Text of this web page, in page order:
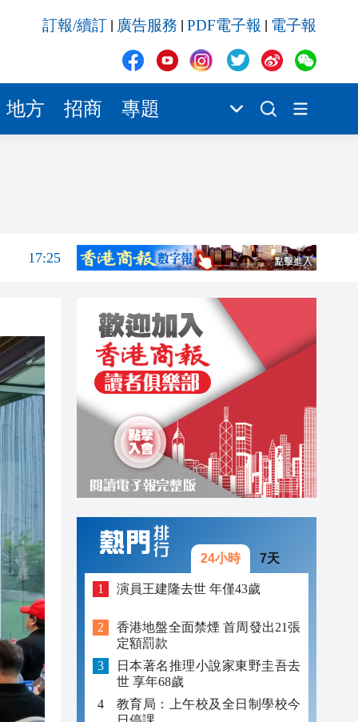
訂報/續訂 廣告服務 PDF電子報 電子報
地方 招商 專題
17:19
17:17
17:05
17:23
17:17
17:05
17:40
17:26
17:19
17:17
17:17
17:05
24小時 7天
演員王建隆去世 年僅43歲
香港地盤全面禁煙 首周發出21張
定額罰款
日本著名推理小說家東野圭吾去
世 享年68歲
教育局：上午校及全日制學校今